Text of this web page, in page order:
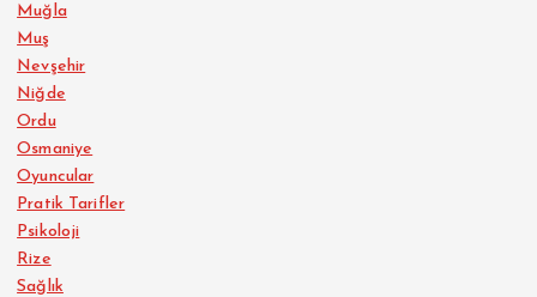
Muğla
Muş
Nevşehir
Niğde
Ordu
Osmaniye
Oyuncular
Pratik Tarifler
Psikoloji
Rize
Sağlık